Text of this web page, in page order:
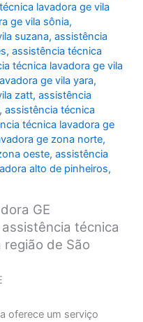
lavadora ge vila
ge vila sônia,
suzana,assistência
,assistência técnica
técnica lavadora ge vila
ge vila yara,
zatt,assistência
,assistência técnica
técnica lavadora ge
ge zona norte,
oeste,assistência
alto de pinheiros,
GE
técnica
região de São
oferece um serviço